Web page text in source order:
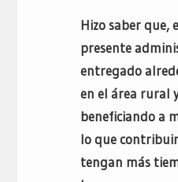
Hizo saber que,
presente
entregado
en el área rural
beneficiando a
lo que
tengan más